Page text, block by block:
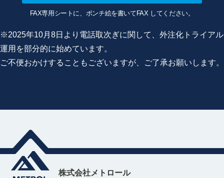
FAX専用シートに、ポンチ絵を書いてFAX してください。
※2025年10月8日より電話取次ぎに関して、外注化トライアル
運用を部分的に始めています。
ご不便おかけすることもございますが、ご了承お願いします。
株式会社メトロール